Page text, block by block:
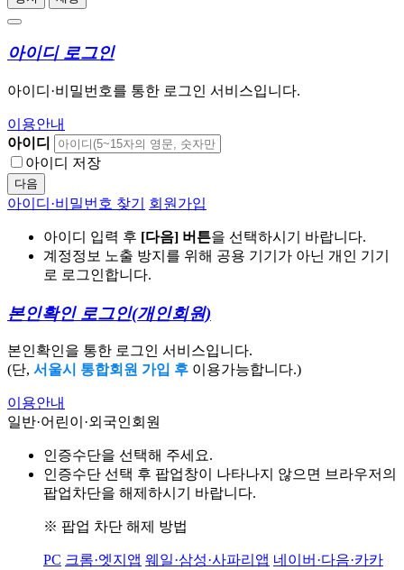
아이디 로그인
아이디·비밀번호를 통한 로그인 서비스입니다.
이용안내
아이디
아이디 저장
다음
아이디·비밀번호 찾기 회원가입
아이디 입력 후 [다음] 버튼을 선택하시기 바랍니다.
계정정보 노출 방지를 위해 공용 기기가 아닌 개인 기기
로 로그인합니다.
본인확인 로그인(개인회원)
본인확인을 통한 로그인 서비스입니다.
(단, 서울시 통합회원 가입 후 이용가능합니다.)
이용안내
일반·어린이·외국인회원
인증수단을 선택해 주세요.
인증수단 선택 후 팝업창이 나타나지 않으면 브라우저의
팝업차단을 해제하시기 바랍니다.
※ 팝업 차단 해제 방법
PC 크롬·엣지앱 웨일·삼성·사파리앱 네이버·다음·카카